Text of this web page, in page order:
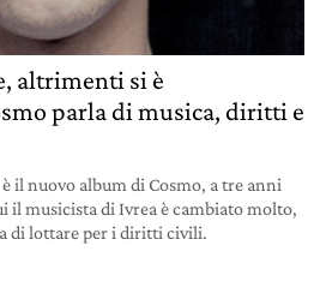
altrimenti si è
parla di musica, diritti e
il nuovo album di Cosmo, a tre anni
il musicista di Ivrea è cambiato molto,
di lottare per i diritti civili.